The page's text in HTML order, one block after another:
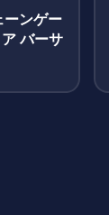
ンゲー
バーサ